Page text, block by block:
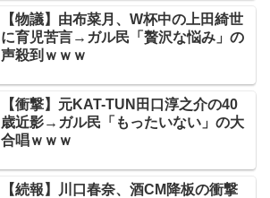
【物議】由布菜月、W杯中の上田綺世
に育児苦言→ガル民「贅沢な悩み」の
声殺到ｗｗｗ
【衝撃】元KAT-TUN田口淳之介の40
歳近影→ガル民「もったいない」の大
合唱ｗｗｗ
【続報】川口春奈、酒CM降板の衝撃